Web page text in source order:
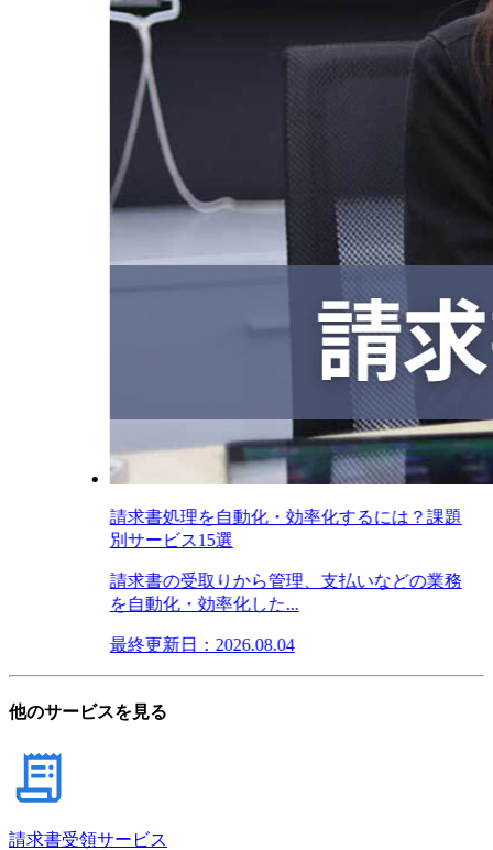
請求書処理を自動化・効率化するには？課題
別サービス15選
請求書の受取りから管理、支払いなどの業務
を自動化・効率化した...
最終更新日：2026.08.04
他のサービスを見る
請求書受領サービス